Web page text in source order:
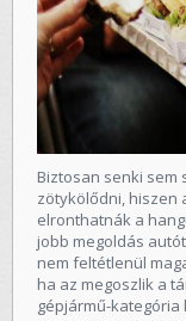
Biztosan senki sem
zötykölődni, hiszen
elronthatnák a
jobb megoldás
nem feltétlenül
ha az megoszlik a
gépjármű-